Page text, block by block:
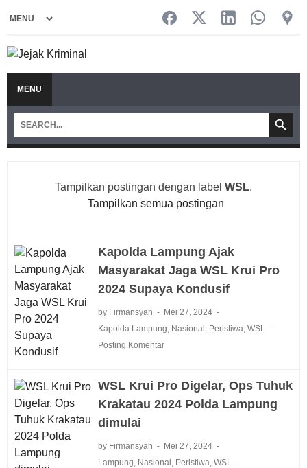
MENU
Tampilkan postingan dengan label WSL.
Tampilkan semua postingan
Kapolda Lampung Ajak
Masyarakat Jaga WSL Krui Pro
2024 Supaya Kondusif
by Firmansyah
Mei 27, 2024
Kapolda Lampung Nasional Peristiwa WSL
Posting Komentar
WSL Krui Pro Digelar, Ops Tuhuk
Krakatau 2024 Polda Lampung
dimulai
by Firmansyah
Mei 27, 2024
Lampung Nasional Peristiwa WSL